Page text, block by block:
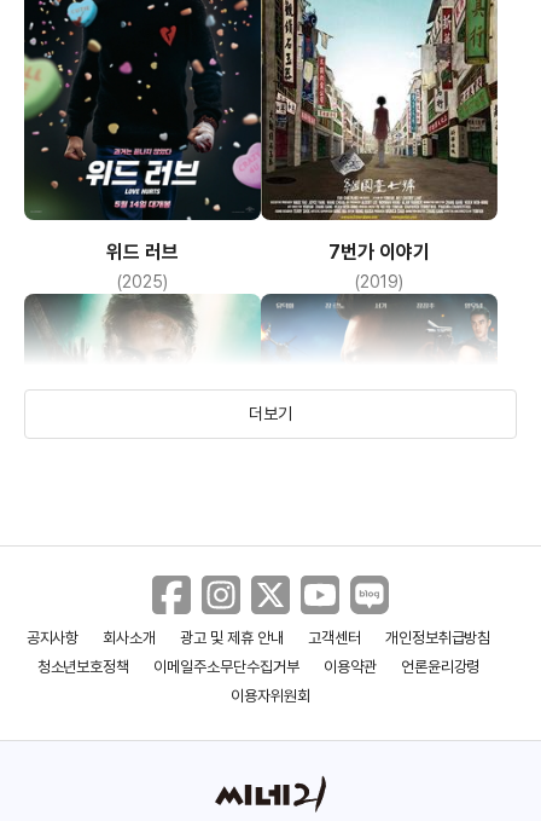
위드 러브
(2025)
7번가 이야기
(2019)
툼 레이더 협도연맹: 도둑들의 전쟁
더보기
공지사항 회사소개 광고 및 제휴 안내 고객센터
개인정보취급방침
청소년보호정책
이메일주소무단수집거부 이용약관
언론윤리강령
이용자위원회